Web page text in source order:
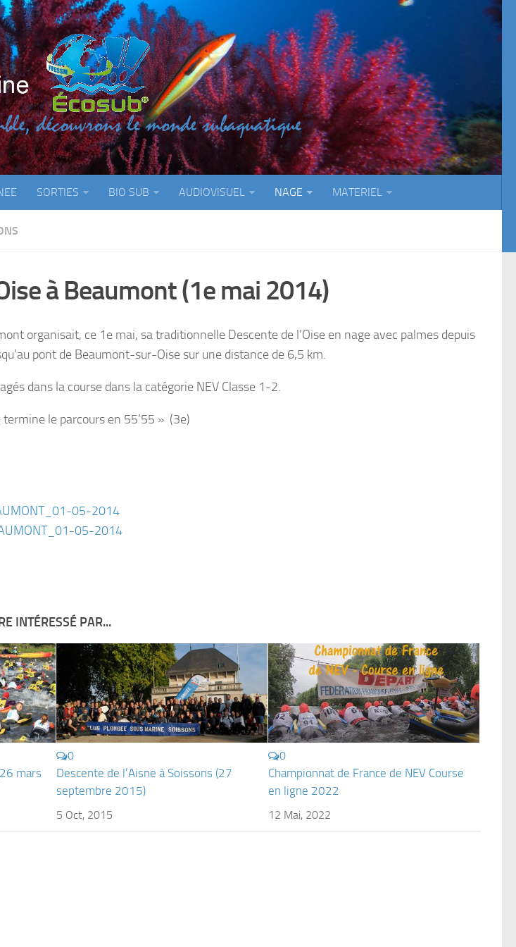
SORTIES BIO SUB AUDIOVISUEL NAGE MATERIEL
à Beaumont (1e mai 2014)
organisait, ce 1e mai, sa traditionnelle Descente de l’Oise en nage avec palmes depuis
pont de Beaumont-sur-Oise sur une distance de 6,5 km.
dans la course dans la catégorie NEV Classe 1-2.
le parcours en 55’55 » (3e)
05-2014
05-2014
INTÉRESSÉ PAR...
mars
0
Descente de l’Aisne à Soissons (27
septembre 2015)
5 Oct, 2015
0
Championnat de France de NEV Course
en ligne 2022
12 Mai, 2022